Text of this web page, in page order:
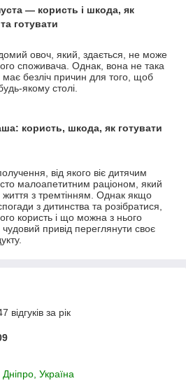
— користь і шкода, як
готувати
овоч, який, здається, не може
споживача. Однак, вона не така
має безліч причин для того, щоб
якому столі.
користь, шкода, як готувати
від якого віє дитячим
малоапетитним раціоном, який
життя з тремтінням. Однак якщо
з дитинства та розібратися,
користь і що можна з нього
привід переглянути своє
за рік
Україна